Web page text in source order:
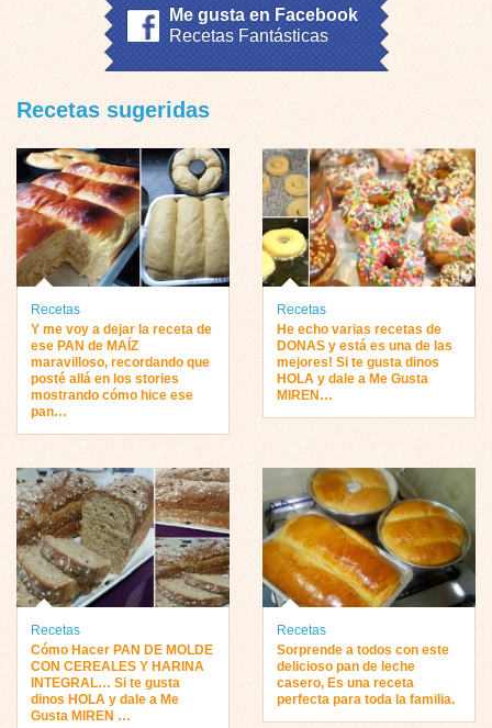
Me gusta en Facebook
Recetas Fantásticas
Recetas sugeridas
Recetas
Y me voy a dejar la receta de
ese PAN de MAÍZ
maravilloso, recordando que
posté allá en los stories
mostrando cómo hice ese
pan…
Recetas
He echo varias recetas de
DONAS y está es una de las
mejores! Si te gusta dinos
HOLA y dale a Me Gusta
MIREN…
Recetas
Cómo Hacer PAN DE MOLDE
CON CEREALES Y HARINA
INTEGRAL… Si te gusta
dinos HOLA y dale a Me
Gusta MIREN …
Recetas
Sorprende a todos con este
delicioso pan de leche
casero, Es una receta
perfecta para toda la familia.